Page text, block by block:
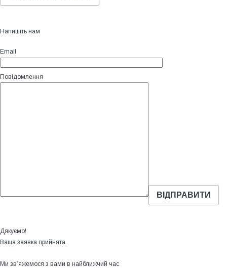
Напишіть нам
Email
Повідомлення
Дякуємо!
Ваша заявка прийнята
Ми зв’яжемося з вами в найближчий час